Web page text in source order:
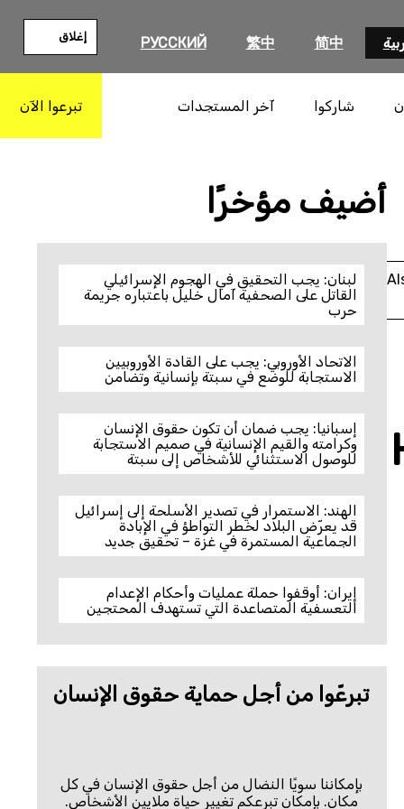
简中
繁中
РУССКИЙ إغلاق
شاركوا آخر المستجدات تبرعوا الآن
أضيف مؤخرًا
لبنان: يجب التحقيق في الهجوم الإسرائيلي
القاتل على الصحفية آمال خليل باعتباره جريمة
حرب
الاتحاد الأوروبي: يجب على القادة الأوروبيين
الاستجابة للوضع في سبتة بإنسانية وتضامن
إسبانيا: يجب ضمان أن تكون حقوق الإنسان
وكرامته والقيم الإنسانية في صميم الاستجابة
للوصول الاستثنائي للأشخاص إلى سبتة
الهند: الاستمرار في تصدير الأسلحة إلى إسرائيل
قد يعرّض البلاد لخطر التواطؤ في الإبادة
الجماعية المستمرة في غزة – تحقيق جديد
إيران: أوقفوا حملة عمليات وأحكام الإعدام
التعسفية المتصاعدة التي تستهدف المحتجين
تبرعّوا من أجل حماية حقوق الإنسان
بإمكاننا سويًا النضال من أجل حقوق الإنسان في كل
مكان. بإمكان تبرعكم تغيير حياة ملايين الأشخاص.